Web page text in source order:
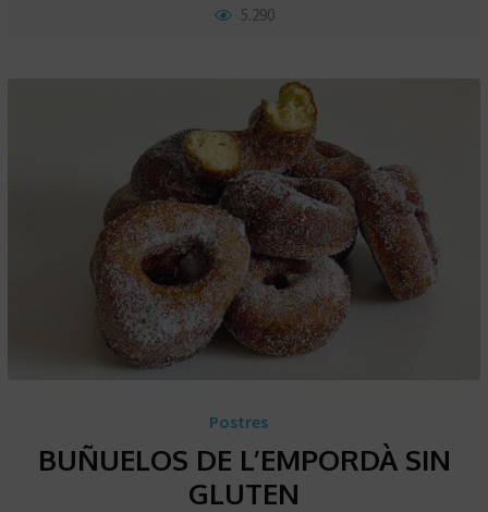
5.290
Postres
BUÑUELOS DE L’EMPORDÀ SIN
GLUTEN